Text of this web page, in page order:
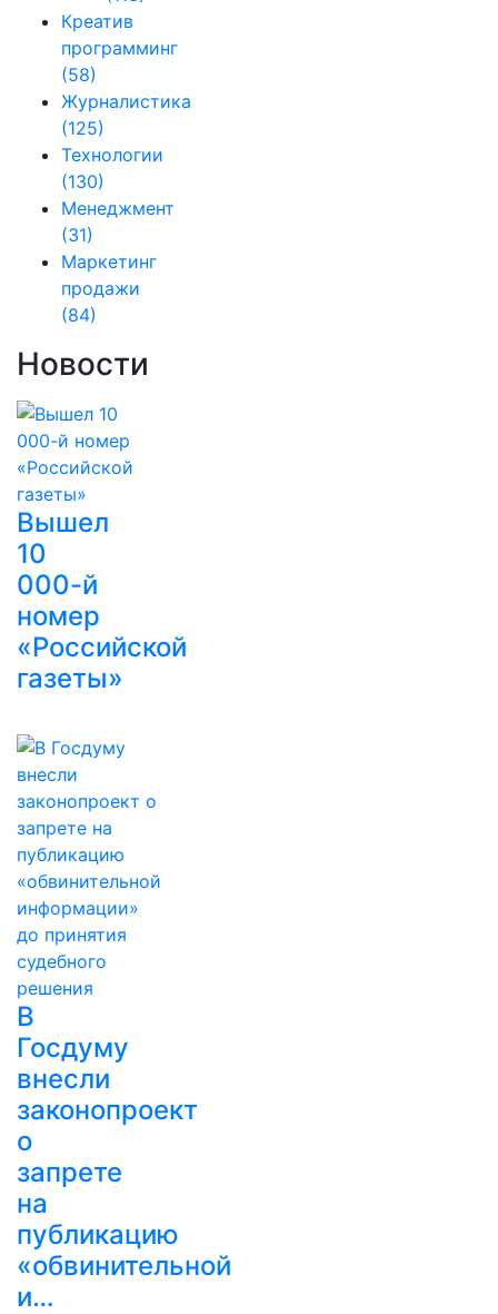
Креатив
программинг
(58)
Журналистика
(125)
Технологии
(130)
Менеджмент
(31)
Маркетинг
продажи
(84)
Новости
Вышел
10
000-й
номер
«Российской
газеты»
В
Госдуму
внесли
законопроект
о
запрете
на
публикацию
«обвинительной
и…